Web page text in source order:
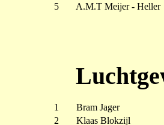
5
A.M.T Meijer - Heller
1 Bram Jager
2
Klaas Blokzijl